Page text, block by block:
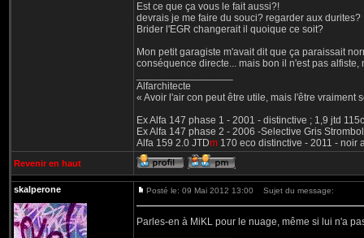
Est ce que ça vous le fait aussi?!
devrais je me faire du souci? regarder aux durites?
Brider l'EGR changerait il quoique ce soit?
Mon petit garagiste m'avait dit que ça paraissait
conséquence directe... mais bon il n'est pas alfiste,
Alfarchitecte
« Avoir l'air con peut être utile, mais l'être vraiment
Ex Alfa 147 phase 1 - 2001 - distinctive ; 1,9 jtd
Ex Alfa 147 phase 2 - 2006 -Selective Gris
Alfa 159 2.0 JTDm 170 eco distinctive - 2011 - noir
Revenir en haut
skalperone Posté le: 09 Mai 2012 13:00 Sujet du message:
Parles-en à MiKL pour le nuage, même si lui n'a